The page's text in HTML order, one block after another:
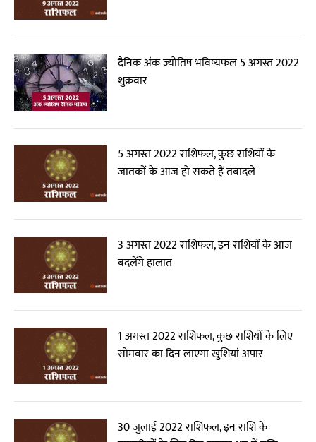
दैनिक अंक ज्योतिष भविष्यफल 5 अगस्त 2022
शुक्रवार
5 अगस्त 2022 राशिफल, कुछ राशियों के
जातकों के आज हो सकते हैं तबादले
3 अगस्त 2022 राशिफल, इन राशियों के आज
बदलेंगे हालात
1 अगस्त 2022 राशिफल, कुछ राशियों के लिए
सोमवार का दिन लाएगा खुशियां अपार
30 जुलाई 2022 राशिफल, इन राशि के